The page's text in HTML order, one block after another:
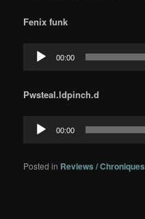
Fenix funk
Audio
Player
00:00
Pwsteal.ldpinch.d
Audio
Player
00:00
Posted in Reviews / Chroniques